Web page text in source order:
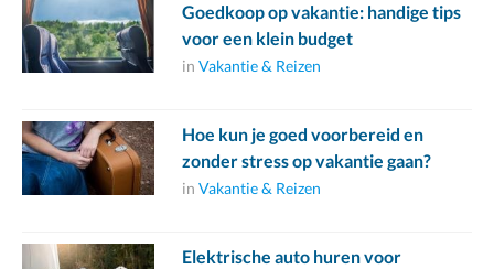
Goedkoop op vakantie: handige tips
voor een klein budget
in Vakantie & Reizen
Hoe kun je goed voorbereid en
zonder stress op vakantie gaan?
in Vakantie & Reizen
Elektrische auto huren voor